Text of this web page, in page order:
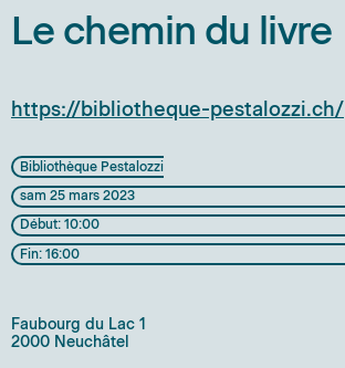
Le chemin du livre
https://bibliotheque-pestalozzi.ch/
Bibliothèque Pestalozzi
sam 25 mars 2023
Début: 10:00
Fin: 16:00
Faubourg du Lac 1
2000 Neuchâtel